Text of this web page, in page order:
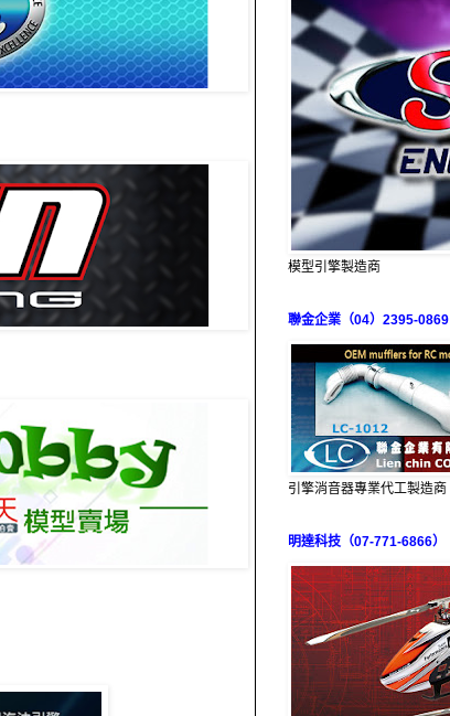
模型引擎製造商
聯金企業（04）2395-0869
引擎消音器專業代工製造商
明達科技（07-771-6866）